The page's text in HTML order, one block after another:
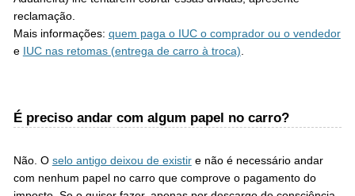
reclamação.
Mais informações: quem paga o IUC o comprador ou o vendedor
e IUC nas retomas (entrega de carro à troca).
É preciso andar com algum papel no carro?
Não. O selo antigo deixou de existire não é necessário andar
com nenhum papel no carro que comprove o pagamento do